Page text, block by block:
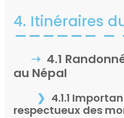
4. Itinéraires
4.1
au Népal
4.1.1
respectueux des